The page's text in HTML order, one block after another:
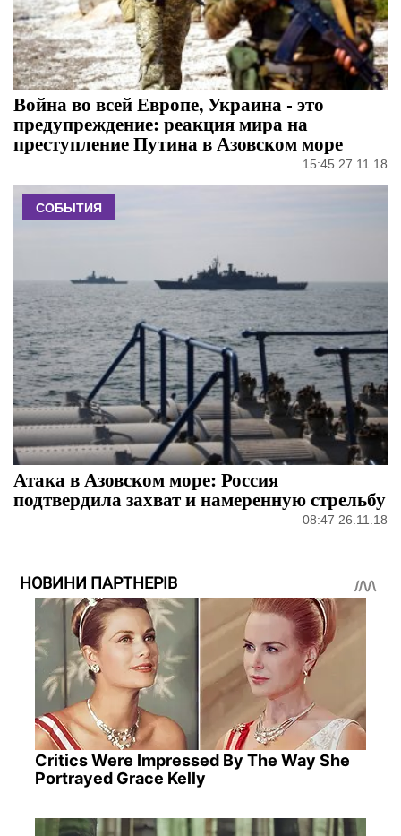
Война во всей Европе, Украина - это
предупреждение: реакция мира на
преступление Путина в Азовском море
15:45 27.11.18
СОБЫТИЯ
Атака в Азовском море: Россия
подтвердила захват и намеренную стрельбу
08:47 26.11.18
НОВИНИ ПАРТНЕРІВ
Critics Were Impressed By The Way She
Portrayed Grace Kelly